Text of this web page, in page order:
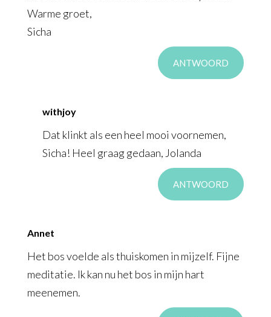
Warme groet,
Sicha
ANTWOORD
withjoy
Dat klinkt als een heel mooi voornemen,
Sicha! Heel graag gedaan, Jolanda
ANTWOORD
Annet
Het bos voelde als thuiskomen in mijzelf. Fijne
meditatie. Ik kan nu het bos in mijn hart
meenemen.